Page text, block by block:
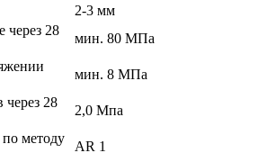
2-3 мм
через 28
мин. 80 МПа
мин. 8 МПа
28
2,0 Мпа
методу
AR 1